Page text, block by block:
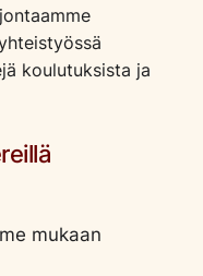
koulutuksista ja
mukaan